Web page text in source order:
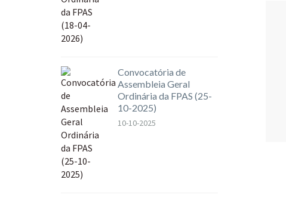
Convocatória de
Assembleia Geral
Ordinária da FPAS (25-
10-2025)
10-10-2025